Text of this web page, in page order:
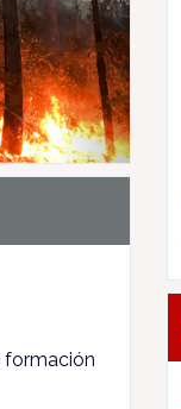
formación